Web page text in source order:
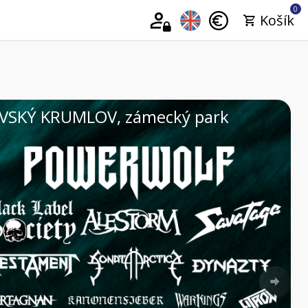
0
Košík
VINOHRANÍ VE VINIU 2026 |